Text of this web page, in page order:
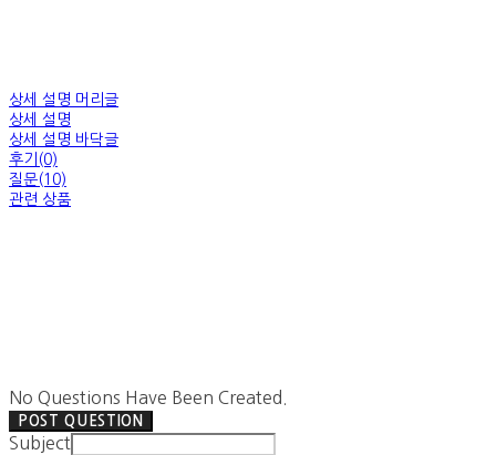
상세 설명 머리글
상세 설명
상세 설명 바닥글
후기(0)
질문(10)
관련 상품
No Questions Have Been Created.
POST QUESTION
Subject